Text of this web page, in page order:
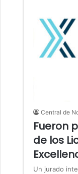
Central de
Fueron
de los
Un jurado